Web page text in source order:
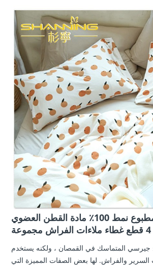
رد الفعل المطبوع نمط 100٪ مادة القطن العضوي
جيرسي المتماسك في القمصان ، ولكنه يستخدم
السرير والفراش. لها بعض الصفات المميزة التي